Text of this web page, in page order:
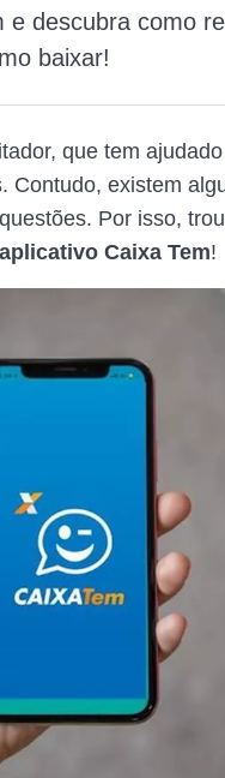
e descubra como
baixar!
que tem
Contudo, existem
Por isso,
aplicativo Caixa Tem!